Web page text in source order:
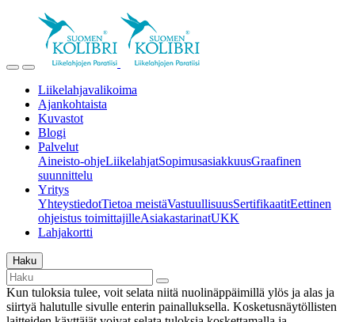
Liikelahjavalikoima
Ajankohtaista
Kuvastot
Blogi
Palvelut
Aineisto-ohjeLiikelahjatSopimusasiakkuusGraafinen
suunnittelu
Yritys
YhteystiedotTietoa meistäVastuullisuusSertifikaatitEettinen
ohjeistus toimittajilleAsiakastarinatUKK
Lahjakortti
Haku
Kun tuloksia tulee, voit selata niitä nuolinäppäimillä ylös ja alas ja
siirtyä halutulle sivulle enterin painalluksella. Kosketusnäytöllisten